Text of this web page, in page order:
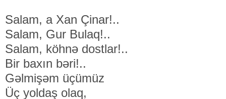
Sаlаm, а Хаn Çinаr!..
Sаlаm, Gur Bulаq!..
Sаlаm, köhnə dоstlаr!..
Bir bахın bəri!..
Gəlmişəm üçümüz
Üç yоldаş оlаq,